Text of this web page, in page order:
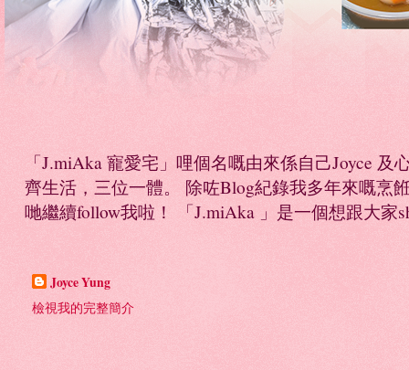
「J.miAka 寵愛宅」哩個名嘅由來係自己Joyce
齊生活，三位一體。 除咗Blog紀錄我多年來嘅烹
哋繼續follow我啦！ 「J.miAka 」是一個想跟大家
Joyce Yung
檢視我的完整簡介